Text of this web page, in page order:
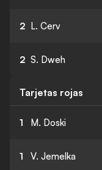
2 L. Cerv
2 S. Dweh
Tarjetas rojas
1 M. Doski
1 V. Jemelka